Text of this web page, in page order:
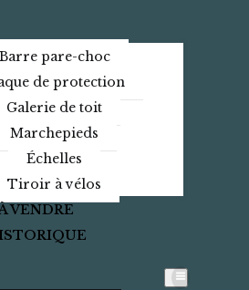
Barre pare-choc
de protection
Galerie de toit
Marchepieds
Échelles
Tiroir à vélos
VENDRE